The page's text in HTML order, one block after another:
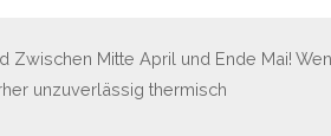
Mitte April und Ende Mai!
unzuverlässig thermisch